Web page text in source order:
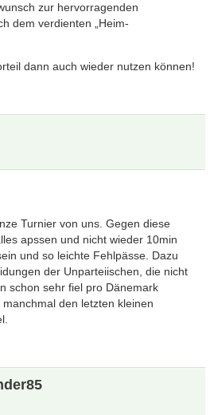
zur hervorragenden
dem verdienten „Heim-
dann auch wieder nutzen können!
Turnier von uns. Gegen diese
apssen und nicht wieder 10min
und so leichte Fehlpässe. Dazu
der Unparteiischen, die nicht
schon sehr fiel pro Dänemark
den letzten kleinen